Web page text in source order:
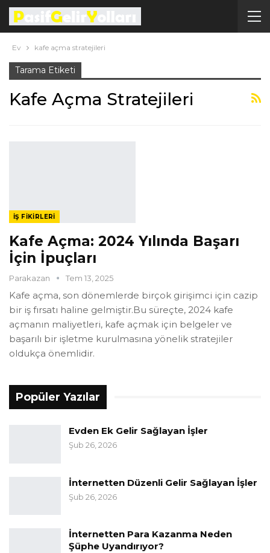
Ev kafe açma stratejileri
Tarama Etiketi
Kafe Açma Stratejileri
İŞ FIKIRLERI
Kafe Açma: 2024 Yılında Başarı
İçin İpuçları
Parakazan Tem 13, 2025
Kafe açma, son dönemlerde birçok girişimci için cazip
bir iş fırsatı haline gelmiştir.Bu süreçte, 2024 kafe
açmanın maliyetleri, kafe açmak için belgeler ve
başarılı bir işletme kurulmasına yönelik stratejiler
oldukça önemlidir.
Popüler Yazılar
Evden Ek Gelir Sağlayan İşler
Şub 26, 2026
İnternetten Düzenli Gelir Sağlayan İşler
Şub 26, 2026
İnternetten Para Kazanma Neden
Şüphe Uyandırıyor?